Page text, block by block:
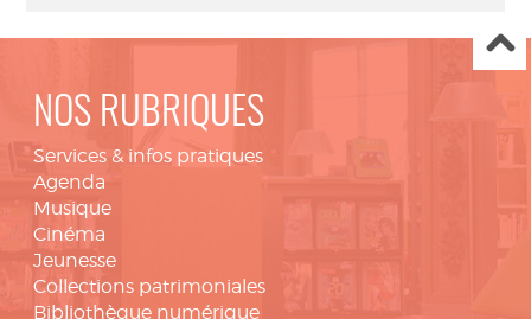
NOS RUBRIQUES
Services & infos pratiques
Agenda
Musique
Cinéma
Jeunesse
Collections patrimoniales
Bibliothèque numérique